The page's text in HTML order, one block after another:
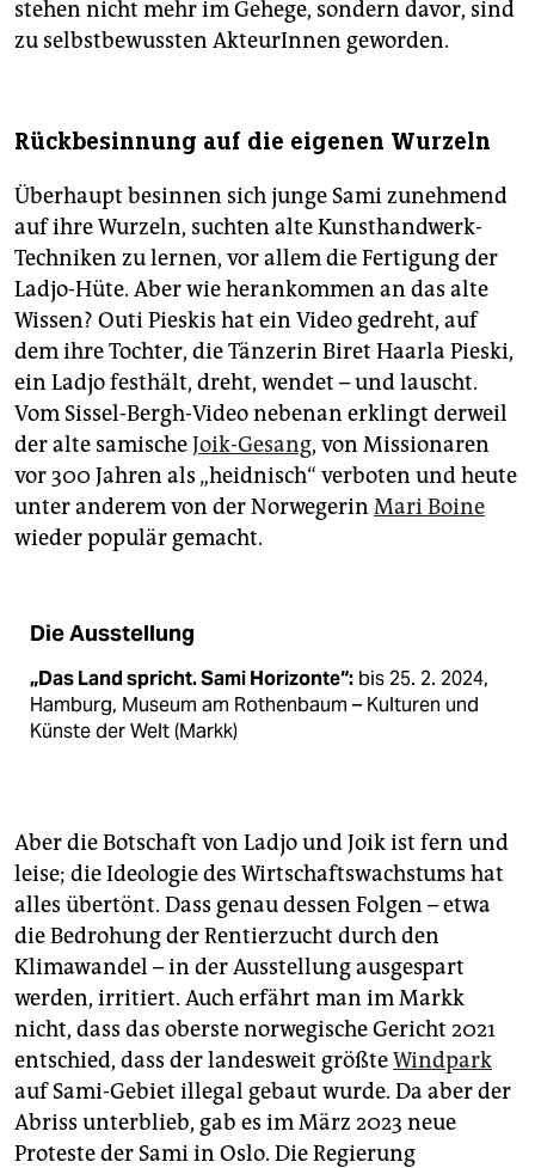
stehen nicht mehr im Gehege, sondern davor, sind
zu selbstbewussten AkteurInnen geworden.
Rückbesinnung auf die eigenen Wurzeln
Überhaupt besinnen sich junge Sami zunehmend
auf ihre Wurzeln, suchten alte Kunsthandwerk-
Techniken zu lernen, vor allem die Fertigung der
Ladjo-Hüte. Aber wie herankommen an das alte
Wissen? Outi Pieskis hat ein Video gedreht, auf
dem ihre Tochter, die Tänzerin Biret Haarla Pieski,
ein Ladjo festhält, dreht, wendet – und lauscht.
Vom Sissel-Bergh-Video nebenan erklingt derweil
der alte samischeJoik-Gesang, von Missionaren
vor 300 Jahren als „heidnisch“ verboten und heute
unter anderem von der Norwegerin Mari Boine
wieder populär gemacht.
Die Ausstellung
„Das Land spricht. Sami Horizonte“: bis 25. 2. 2024,
Hamburg, Museum am Rothenbaum – Kulturen und
Künste der Welt (Markk)
Aber die Botschaft von Ladjo und Joik ist fern und
leise; die Ideologie des Wirtschaftswachstums hat
alles übertönt. Dass genau dessen Folgen – etwa
die Bedrohung der Rentierzucht durch den
Klimawandel – in der Ausstellung ausgespart
werden, irritiert. Auch erfährt man im Markk
nicht, dass das oberste norwegische Gericht 2021
entschied, dass der landesweit größteWindpark
auf Sami-Gebiet illegal gebaut wurde. Da aber der
Abriss unterblieb, gab es im März 2023 neue
Proteste der Sami in Oslo. Die Regierung